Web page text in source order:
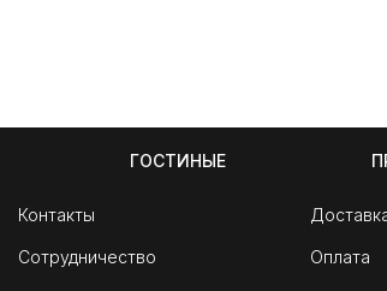
ГОСТИНЫЕ
Контакты
Сотрудничество Оплата